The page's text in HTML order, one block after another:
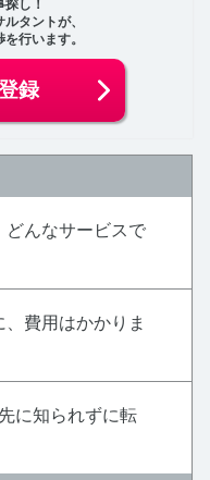
し！
タントが、
行います。
録
んなサービスで
費用はかかりま
に知られずに転